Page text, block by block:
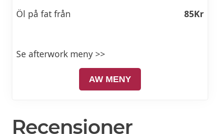
Öl på fat från
85Kr
Se afterwork meny >>
AW MENY
Recensioner